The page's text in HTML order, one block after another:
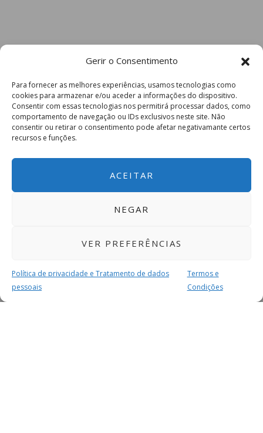
Gerir o Consentimento
Para fornecer as melhores experiências, usamos tecnologias como
cookies para armazenar e/ou aceder a informações do dispositivo.
Consentir com essas tecnologias nos permitirá processar dados, como
comportamento de navegação ou IDs exclusivos neste site. Não
consentir ou retirar o consentimento pode afetar negativamante certos
recursos e funções.
ACEITAR
NEGAR
VER PREFERÊNCIAS
Política de privacidade e Tratamento de dados
pessoais
Termos e
Condições